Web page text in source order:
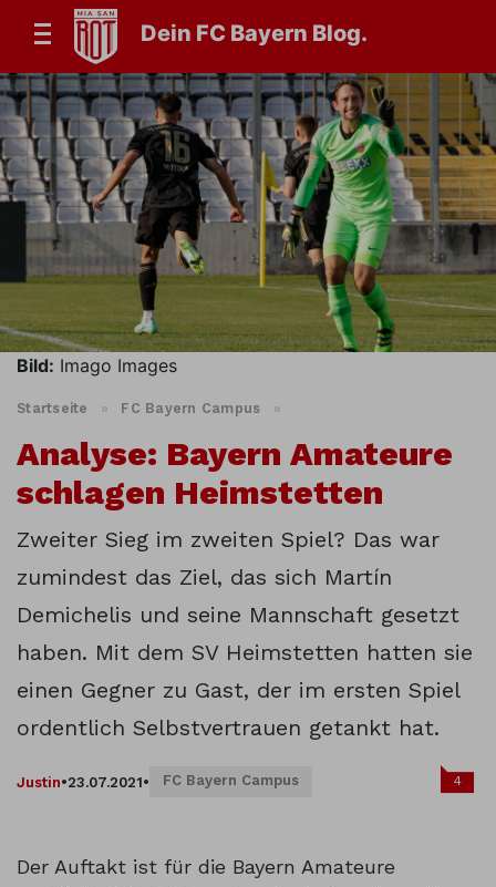
Dein FC Bayern Blog.
Bild: Imago Images
Startseite » FC Bayern Campus »
Analyse: Bayern Amateure
schlagen Heimstetten
Zweiter Sieg im zweiten Spiel? Das war
zumindest das Ziel, das sich Martín
Demichelis und seine Mannschaft gesetzt
haben. Mit dem SV Heimstetten hatten sie
einen Gegner zu Gast, der im ersten Spiel
ordentlich Selbstvertrauen getankt hat.
Justin•23.07.2021• FC Bayern Campus 4
Der Auftakt ist für die Bayern Amateure